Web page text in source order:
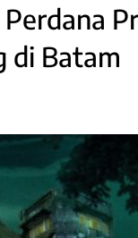
di Batam